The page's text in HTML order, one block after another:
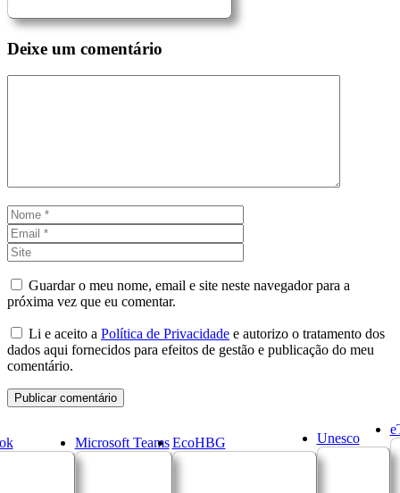
Deixe um comentário
Nome
Guardar o meu nome, email e site neste navegador para a
próxima vez que eu comentar.
Li e aceito a Política de Privacidade e autorizo o tratamento dos
dados aqui fornecidos para efeitos de gestão e publicação do meu
comentário.
Microsoft Teams EcoHBG Unesco